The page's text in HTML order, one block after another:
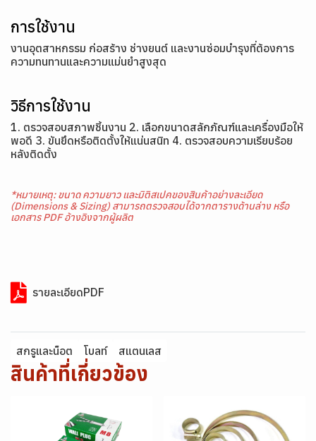
การใช้งาน
งานอุตสาหกรรม ก่อสร้าง ช่างยนต์ และงานซ่อมบำรุงที่ต้องการ
ความทนทานและความแม่นยำสูงสุด
วิธีการใช้งาน
1. ตรวจสอบสภาพชิ้นงาน 2. เลือกขนาดสลักภัณฑ์และเครื่องมือให้
พอดี 3. ขันยึดหรือติดตั้งให้แน่นสนิท 4. ตรวจสอบความเรียบร้อย
หลังติดตั้ง
*หมายเหตุ: ขนาด ความยาว และมิติสเปคของสินค้าอย่างละเอียด
(Dimensions & Sizing) สามารถตรวจสอบได้จากตารางด้านล่าง หรือ
เอกสาร PDF อ้างอิงจากผู้ผลิต
รายละเอียดPDF
สกรูและน็อต โบลท์ สแตนเลส
สินค้าที่เกี่ยวข้อง